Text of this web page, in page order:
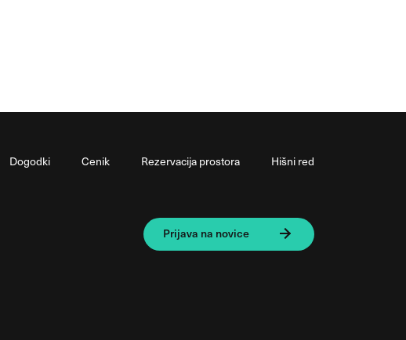
Dogodki Cenik Rezervacija prostora Hišni red
Prijava na novice